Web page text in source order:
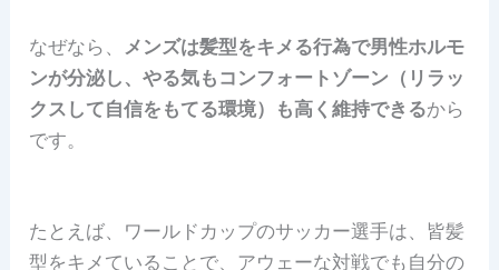
なぜなら、 メンズは髪型をキメる行為で男性ホルモ
ンが分泌し、やる気もコンフォートゾーン（リラッ
クスして自信をもてる環境）も高く維持できるから
です。
たとえば、ワールドカップのサッカー選手は、皆髪
型をキメていることで、アウェーな対戦でも自分の